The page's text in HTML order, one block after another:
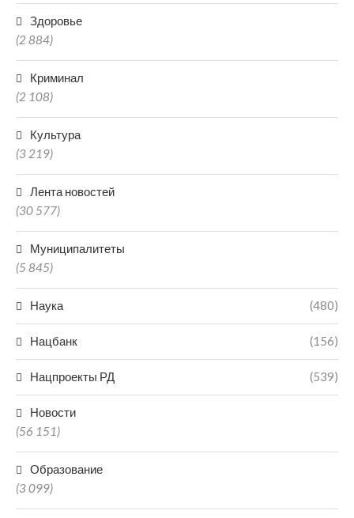
Здоровье
(2 884)
Криминал
(2 108)
Культура
(3 219)
Лента новостей
(30 577)
Муниципалитеты
(5 845)
Наука (480)
Нацбанк (156)
Нацпроекты РД (539)
Новости
(56 151)
Образование
(3 099)